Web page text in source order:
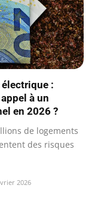
:
à un
en 2026 ?
de logements
des risques
2026